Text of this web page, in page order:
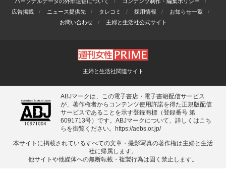
広告掲載
ニュース提供先 タレコミ 採用情報
お知らせ一覧
お問い合わせ
主婦と生活社公式サイト
主婦と生活社関連サイト
ABJマークは、この電子書店・電子書籍配信サービス
が、著作権者からコンテンツ使用許諾を得た正規版配信
サービスであることを示す登録商標（登録番号 第
6091713号）です。ABJマークについて、詳しくはこち
らを御覧ください。
https://aebs.or.jp/
本サイトに掲載されているすべての⽂章・撮影写真の著作権は主婦と⽣活
社に帰属します。
他サイトや他媒体への無断転載・複製⾏為は固く禁⽌します。